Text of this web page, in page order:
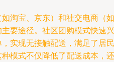
淘宝、京东）和社交电商（如
要途径。社区团购模式快速兴
实现无接触配送，满足了居民
模式不仅降低了配送成本，还